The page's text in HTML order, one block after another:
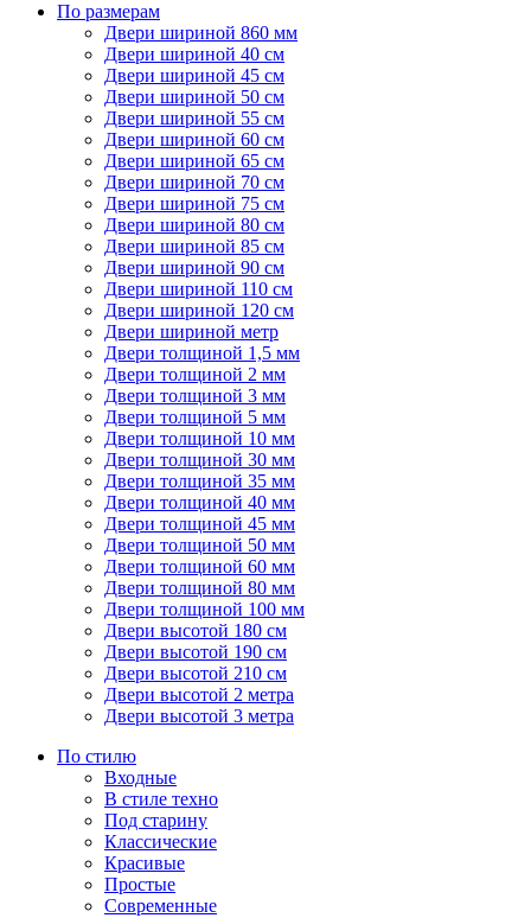
По размерам
Двери шириной 860 мм
Двери шириной 40 см
Двери шириной 45 см
Двери шириной 50 см
Двери шириной 55 см
Двери шириной 60 см
Двери шириной 65 см
Двери шириной 70 см
Двери шириной 75 см
Двери шириной 80 см
Двери шириной 85 см
Двери шириной 90 см
Двери шириной 110 см
Двери шириной 120 см
Двери шириной метр
Двери толщиной 1,5 мм
Двери толщиной 2 мм
Двери толщиной 3 мм
Двери толщиной 5 мм
Двери толщиной 10 мм
Двери толщиной 30 мм
Двери толщиной 35 мм
Двери толщиной 40 мм
Двери толщиной 45 мм
Двери толщиной 50 мм
Двери толщиной 60 мм
Двери толщиной 80 мм
Двери толщиной 100 мм
Двери высотой 180 см
Двери высотой 190 см
Двери высотой 210 см
Двери высотой 2 метра
Двери высотой 3 метра
По стилю
Входные
В стиле техно
Под старину
Классические
Красивые
Простые
Современные